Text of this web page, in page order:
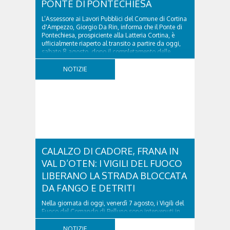
PONTE DI PONTECHIESA
L’Assessore ai Lavori Pubblici del Comune di Cortina
d'Ampezzo, Giorgio Da Rin, informa che il Ponte di
Pontechiesa, prospiciente alla Latteria Cortina, è
ufficialmente riaperto al transito a partire da oggi,
sabato 8 agosto, dopo il completamento delle
verifiche e il positivo collaudo...
NOTIZIE
CALALZO DI CADORE, FRANA IN
VAL D’OTEN: I VIGILI DEL FUOCO
LIBERANO LA STRADA BLOCCATA
DA FANGO E DETRITI
Nella giornata di oggi, venerdì 7 agosto, i Vigili del
Fuoco del Comando di Belluno sono intervenuti in
località Diassa, in Val d’Oten, nel comune di Calalzo
di Cadore, per liberare una strada rimasta bloccata